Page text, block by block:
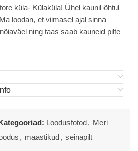
küla- Külaküla! Ühel kaunil õhtul
loodan, et viimasel ajal sinna
ning taas saab kauneid pilte
Loodusfotod, Meri
, maastikud, seinapilt